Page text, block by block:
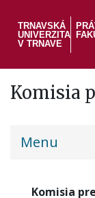
hlavný
TRNAVSKÁ
UNIVERZITA
V TRNAVE
Komisia
PF
Menu
Komisia